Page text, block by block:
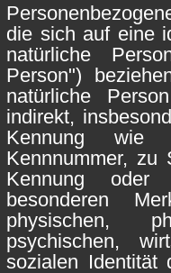
die sich auf eine
natürliche
Person")
natürliche
indirekt,
Kennung wie
Kennnummer, zu
Kennung
besonderen
physischen,
psychischen,
sozialen Identität